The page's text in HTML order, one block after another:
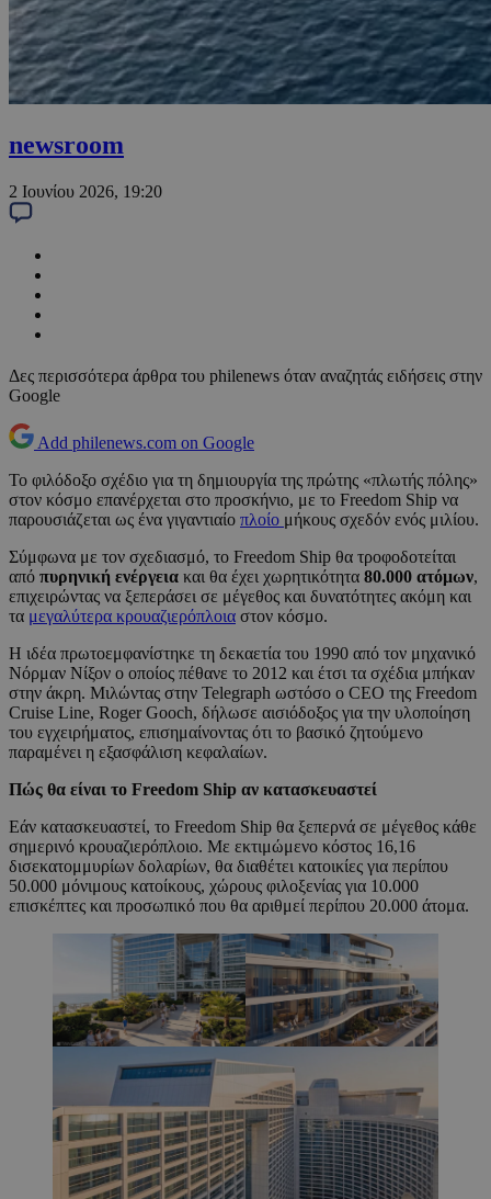
newsroom
2 Ιουνίου 2026, 19:20
Δες περισσότερα άρθρα του philenews όταν αναζητάς ειδήσεις στην
Google
Add philenews.com on Google
Το φιλόδοξο σχέδιο για τη δημιουργία της πρώτης «πλωτής πόλης»
στον κόσμο επανέρχεται στο προσκήνιο, με το Freedom Ship να
παρουσιάζεται ως ένα γιγαντιαίο πλοίο μήκους σχεδόν ενός μιλίου.
Σύμφωνα με τον σχεδιασμό, το Freedom Ship θα τροφοδοτείται
από πυρηνική ενέργεια και θα έχει χωρητικότητα 80.000 ατόμων,
επιχειρώντας να ξεπεράσει σε μέγεθος και δυνατότητες ακόμη και
τα μεγαλύτερα κρουαζιερόπλοια στον κόσμο.
Η ιδέα πρωτοεμφανίστηκε τη δεκαετία του 1990 από τον μηχανικό
Νόρμαν Νίξον ο οποίος πέθανε το 2012 και έτσι τα σχέδια μπήκαν
στην άκρη. Μιλώντας στην Telegraph ωστόσο ο CEO της Freedom
Cruise Line, Roger Gooch, δήλωσε αισιόδοξος για την υλοποίηση
του εγχειρήματος, επισημαίνοντας ότι το βασικό ζητούμενο
παραμένει η εξασφάλιση κεφαλαίων.
Πώς θα είναι το Freedom Ship αν κατασκευαστεί
Εάν κατασκευαστεί, το Freedom Ship θα ξεπερνά σε μέγεθος κάθε
σημερινό κρουαζιερόπλοιο. Με εκτιμώμενο κόστος 16,16
δισεκατομμυρίων δολαρίων, θα διαθέτει κατοικίες για περίπου
50.000 μόνιμους κατοίκους, χώρους φιλοξενίας για 10.000
επισκέπτες και προσωπικό που θα αριθμεί περίπου 20.000 άτομα.